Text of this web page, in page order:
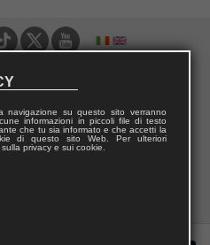
su questo sito verranno
informazioni in piccoli file di testo
che tu sia informato e che accetti la
di questo sito Web. Per ulteriori
privacy e sui cookie.